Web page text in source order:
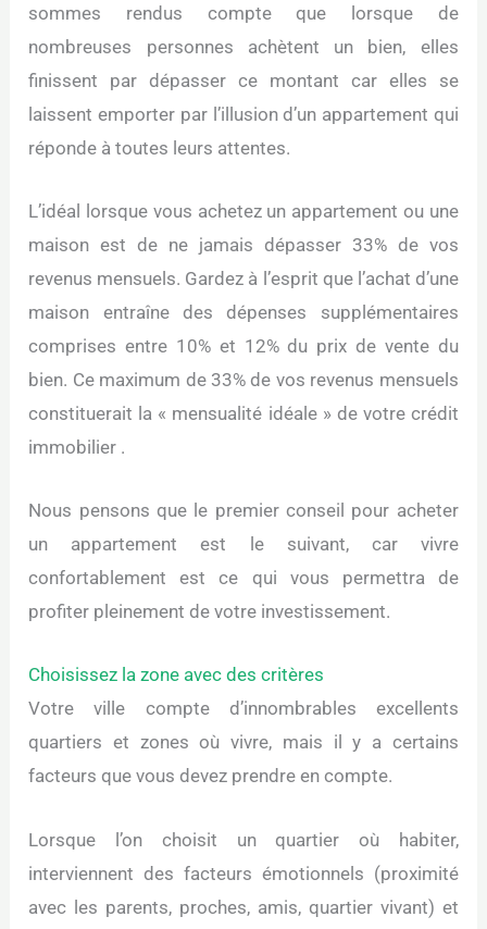
sommes rendus compte que lorsque de
nombreuses personnes achètent un bien, elles
finissent par dépasser ce montant car elles se
laissent emporter par l’illusion d’un appartement qui
réponde à toutes leurs attentes.
L’idéal lorsque vous achetez un appartement ou une
maison est de ne jamais dépasser 33% de vos
revenus mensuels. Gardez à l’esprit que l’achat d’une
maison entraîne des dépenses supplémentaires
comprises entre 10% et 12% du prix de vente du
bien. Ce maximum de 33% de vos revenus mensuels
constituerait la « mensualité idéale » de votre crédit
immobilier .
Nous pensons que le premier conseil pour acheter
un appartement est le suivant, car vivre
confortablement est ce qui vous permettra de
profiter pleinement de votre investissement.
Choisissez la zone avec des critères
Votre ville compte d’innombrables excellents
quartiers et zones où vivre, mais il y a certains
facteurs que vous devez prendre en compte.
Lorsque l’on choisit un quartier où habiter,
interviennent des facteurs émotionnels (proximité
avec les parents, proches, amis, quartier vivant) et